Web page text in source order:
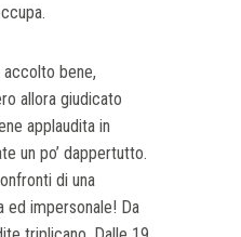
accolto bene,
allora giudicato
applaudita in
un po’ dappertutto.
di una
ed impersonale! Da